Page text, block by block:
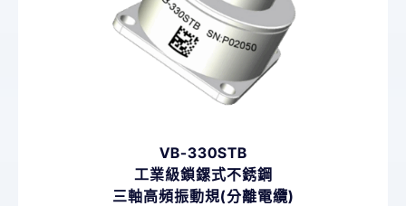
VB-330STB
工業級鎖鏍式不銹鋼
三軸高頻振動規(分離電纜)